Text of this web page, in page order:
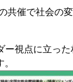
共催で社会の
視点に立った